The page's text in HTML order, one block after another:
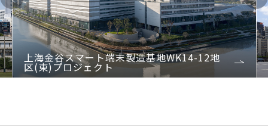
Previo
us
上海金谷スマート端末製造基地WK14-12地
区(東)プロジェクト
Next